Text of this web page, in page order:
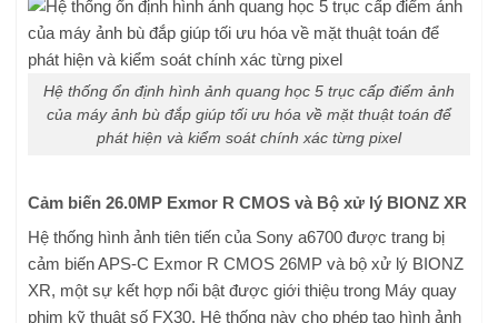
Hệ thống ổn định hình ảnh quang học 5 trục cấp điểm ảnh
của máy ảnh bù đắp giúp tối ưu hóa về mặt thuật toán để
phát hiện và kiểm soát chính xác từng pixel
Cảm biến 26.0MP Exmor R CMOS và Bộ xử lý BIONZ XR
Hệ thống hình ảnh tiên tiến của Sony a6700 được trang bị
cảm biến APS-C Exmor R CMOS 26MP và bộ xử lý BIONZ
XR, một sự kết hợp nổi bật được giới thiệu trong Máy quay
phim kỹ thuật số FX30. Hệ thống này cho phép tạo hình ảnh